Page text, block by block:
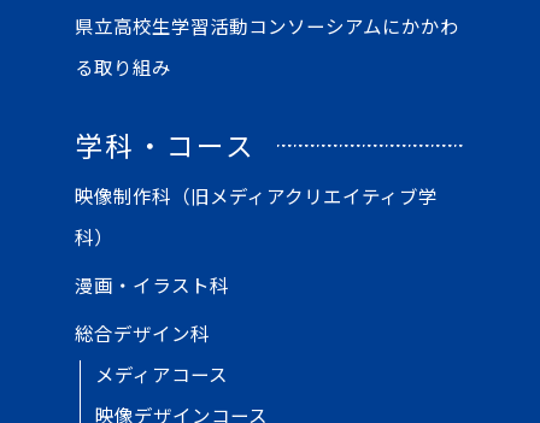
県立高校生学習活動コンソーシアムにかかわ
る取り組み
学科・コース
映像制作科（旧メディアクリエイティブ学
科）
漫画・イラスト科
総合デザイン科
メディアコース
映像デザインコース